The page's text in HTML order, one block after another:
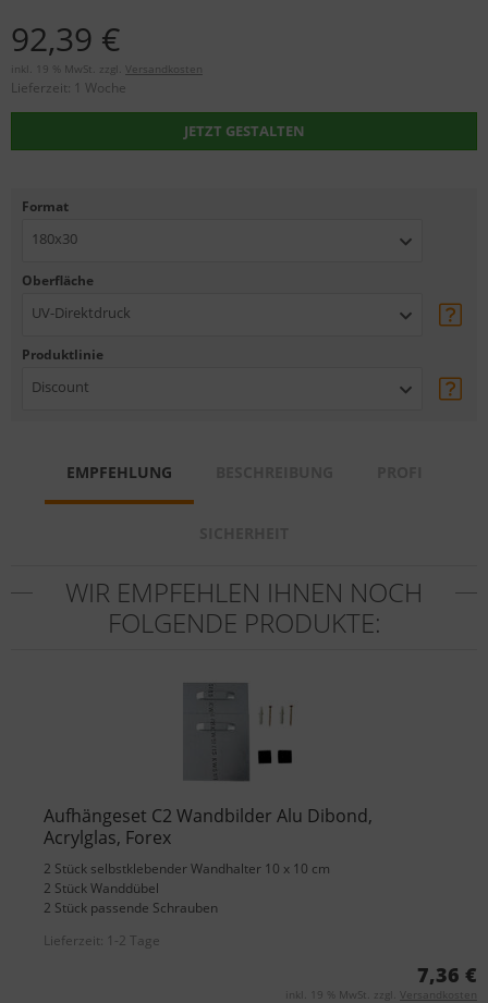
92,39 €
inkl. 19 % MwSt. zzgl. Versandkosten
Lieferzeit: 1 Woche
JETZT GESTALTEN
Format
180x30
Oberfläche
UV-Direktdruck
Produktlinie
Discount
EMPFEHLUNG
WIR EMPFEHLEN IHNEN NOCH
FOLGENDE PRODUKTE:
Aufhängeset C2 Wandbilder Alu Dibond,
Acrylglas, Forex
2 Stück selbstklebender Wandhalter 10 x 10 cm
2 Stück Wanddübel
2 Stück passende Schrauben
Lieferzeit: 1-2 Tage
7,36 €
inkl. 19 % MwSt. zzgl. Versandkosten